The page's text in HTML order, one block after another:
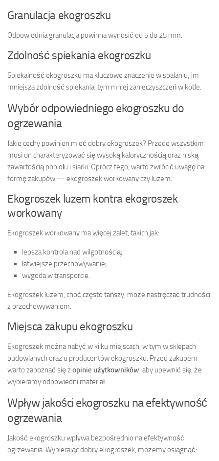
Granulacja ekogroszku
Odpowiednia granulacja powinna wynosić od 5 do 25 mm.
Zdolność spiekania ekogroszku
Spiekalność ekogroszku ma kluczowe znaczenie w spalaniu; im
mniejsza zdolność spiekania, tym mniej zanieczyszczeń w kotle.
Wybór odpowiedniego ekogroszku do
ogrzewania
Jakie cechy powinien mieć dobry ekogroszek? Przede wszystkim
musi on charakteryzować się wysoką kalorycznością oraz niską
zawartością popiołu i siarki. Oprócz tego, warto zwrócić uwagę na
formę zakupów — ekogroszek workowany czy luzem.
Ekogroszek luzem kontra ekogroszek
workowany
Ekogroszek workowany ma więcej zalet, takich jak:
lepsza kontrola nad wilgotnością;
łatwiejsze przechowywanie;
wygoda w transporcie.
Ekogroszek luzem, choć często tańszy, może nastręczać trudności
z przechowywaniem.
Miejsca zakupu ekogroszku
Ekogroszek można nabyć w kilku miejscach, w tym w sklepach
budowlanych oraz u producentów ekogroszku. Przed zakupem
warto zapoznać się zopinie użytkowników, aby upewnić się, że
wybieramy odpowiedni materiał.
Wpływ jakości ekogroszku na efektywność
ogrzewania
Jakość ekogroszku wpływa bezpośrednio na efektywność
ogrzewania. Wybierając dobry ekogroszek, możemy osiągnąć: